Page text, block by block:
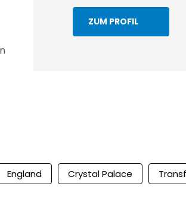
ZUM PROFIL
England Crystal Palace